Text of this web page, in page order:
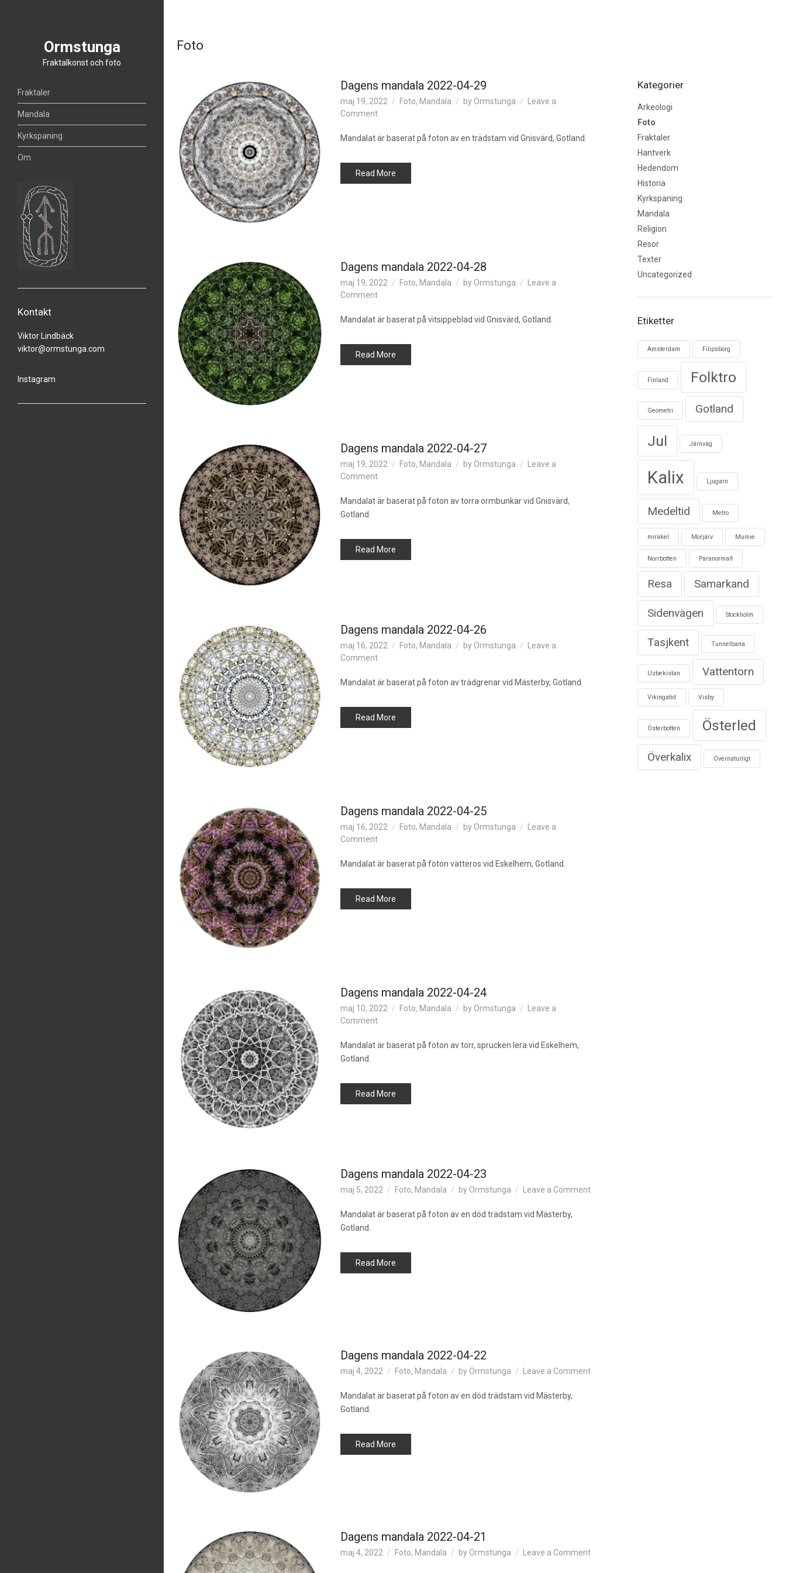
Ormstunga
Fraktalkonst och foto
Fraktaler
Mandala
Kyrkspaning
Om
Kontakt
Viktor Lindbäck
viktor@ormstunga.com
Instagram
Foto
Dagens mandala 2022-04-29
maj 19, 2022 Foto, Mandala by Ormstunga
Leave a
Commenton
mandala
04-
29
Mandalat är baserat på foton av en trädstam vid Gnisvärd, Gotland.
Read More
Dagens mandala 2022-04-28
maj 19, 2022 Foto, Mandala by Ormstunga
Leave a
Commenton
mandala
04-
28
Mandalat är baserat på vitsippeblad vid Gnisvärd, Gotland.
Read More
Dagens mandala 2022-04-27
maj 19, 2022 Foto, Mandala by Ormstunga
Leave a
Commenton
mandala
27
Mandalat är baserat på foton av torra ormbunkar vid Gnisvärd,
Gotland.
Read More
Dagens mandala 2022-04-26
maj 16, 2022 Foto, Mandala by Ormstunga
Leave a
Commenton
mandala
04-
26
Mandalat är baserat på foton av trädgrenar vid Mästerby, Gotland.
Read More
Dagens mandala 2022-04-25
maj 16, 2022 Foto, Mandala by Ormstunga
Leave a
Commenton
mandala
04-
25
Mandalat är baserat på foton vätteros vid Eskelhem, Gotland.
Read More
Dagens mandala 2022-04-24
maj 10, 2022 Foto, Mandala by Ormstunga
Leave a
Commenton
mandala
24
Mandalat är baserat på foton av torr, sprucken lera vid Eskelhem,
Gotland.
Read More
Dagens mandala 2022-04-23
maj 5, 2022 Foto, Mandala by Ormstunga Leave a Commenton
Mandalat är baserat på foton av en död trädstam vid Mästerby,
Gotland.
Read More
Dagens mandala 2022-04-22
maj 4, 2022 Foto, Mandala by Ormstunga Leave a Commenton
Mandalat är baserat på foton av en död trädstam vid Mästerby,
Gotland.
Read More
Dagens mandala 2022-04-21
maj 4, 2022 Foto, Mandala by Ormstunga Leave a Commenton
Kategorier
Arkeologi
Foto
Fraktaler
Hantverk
Hedendom
Historia
Kyrkspaning
Mandala
Religion
Resor
Texter
Uncategorized
Etiketter
Amsterdam Filipsborg
Finland Folktro
Geometri Gotland
Jul Järnväg
Kalix Ljugarn
Medeltid Metro
mirakel Morjärv Mumie
Norrbotten Paranormalt
Resa Samarkand
Sidenvägen Stockholm
Tasjkent Tunnelbana
Uzbekistan Vattentorn
Vikingatid Visby
Österbotten Österled
Överkalix Övernaturligt